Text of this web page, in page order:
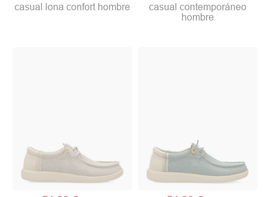
casual lona confort hombre
casual contemporáneo
hombre